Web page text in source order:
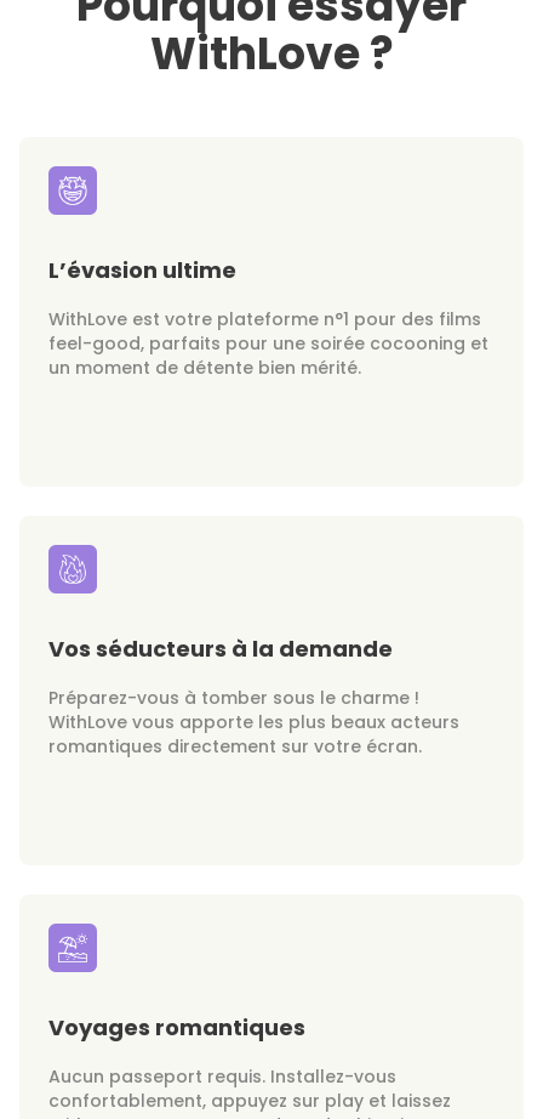
WithLove ?
L’évasion ultime
WithLove est votre plateforme n°1 pour des films
feel-good, parfaits pour une soirée cocooning et
un moment de détente bien mérité.
Vos séducteurs à la demande
Préparez-vous à tomber sous le charme !
WithLove vous apporte les plus beaux acteurs
romantiques directement sur votre écran.
Voyages romantiques
Aucun passeport requis. Installez-vous
confortablement, appuyez sur play et laissez